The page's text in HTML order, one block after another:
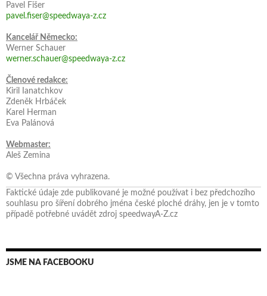
Pavel Fišer
pavel.fiser@speedwaya-z.cz
Kancelář Německo:
Werner Schauer
werner.schauer@speedwaya-z.cz
Členové redakce:
Kiril Ianatchkov
Zdeněk Hrbáček
Karel Herman
Eva Palánová
Webmaster:
Aleš Zemina
© Všechna práva vyhrazena.
Faktické údaje zde publikované je možné používat i bez předchozího
souhlasu pro šíření dobrého jména české ploché dráhy, jen je v tomto
případě potřebné uvádět zdroj speedwayA-Z.cz
JSME NA FACEBOOKU